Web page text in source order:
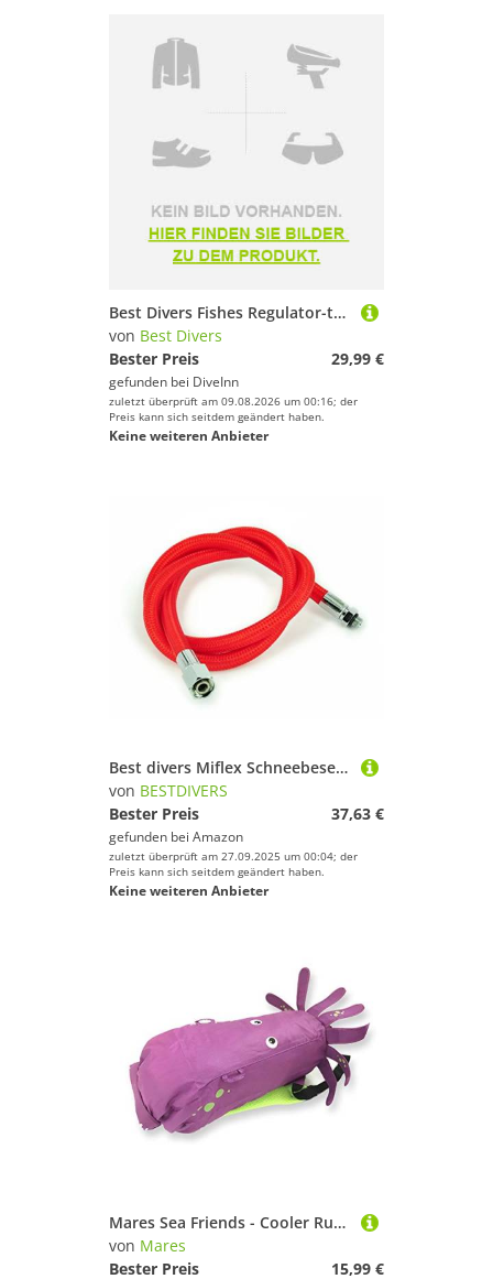
Best Divers Fishes Regulator-tasche
von Best Divers
Bester Preis
29,99 €
gefunden bei DiveInn
zuletzt überprüft am 09.08.2026 um 00:16; der
Preis kann sich seitdem geändert haben.
Keine weiteren Anbieter
Best divers Miflex Schneebesen, 100 cm, 9/16 F, 3/8 m Xtreme, Rot
von BESTDIVERS
Bester Preis
37,63 €
gefunden bei Amazon
zuletzt überprüft am 27.09.2025 um 00:04; der
Preis kann sich seitdem geändert haben.
Keine weiteren Anbieter
Mares Sea Friends - Cooler Rucksack für Kinder, Farbe:lila
von Mares
Bester Preis
15,99 €